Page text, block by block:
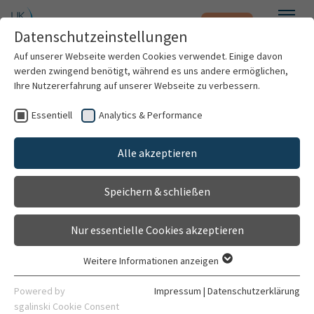
Zum Hauptinhalt springen Notfall
Patienten & Besucher
Kliniken & Institute
Forschung
Karriere
Dr. phil. Maximilian Wilhelm
Wiss. Mitarbeiter
Forschungsstelle für Psychotherapie (FOST)
Datenschutzeinstellungen
Auf unserer Webseite werden Cookies verwendet. Einige davon
werden zwingend benötigt, während es uns andere ermöglichen,
Ihre Nutzererfahrung auf unserer Webseite zu verbessern.
Essentiell Analytics & Performance
Alle akzeptieren
Speichern & schließen
Nur essentielle Cookies akzeptieren
Essentielle Cookies werden für grundlegende Funktionen der
Webseite benötigt. Dadurch ist gewährleistet, dass die
Weitere Informationen anzeigen
Powered by
sgalinski Cookie Consent
Impressum | Datenschutzerklärung